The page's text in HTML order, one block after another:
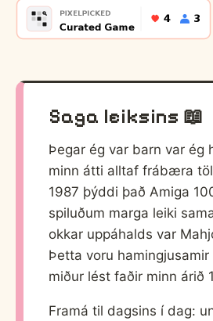
Saga leiksins 📖
Þegar ég var barn var ég
minn átti alltaf frábæra
1987 þýddi það Amiga
spiluðum marga leiki
okkar uppáhalds var
Þetta voru
miður lést faðir minn árið
Framá til dagsins í dag: